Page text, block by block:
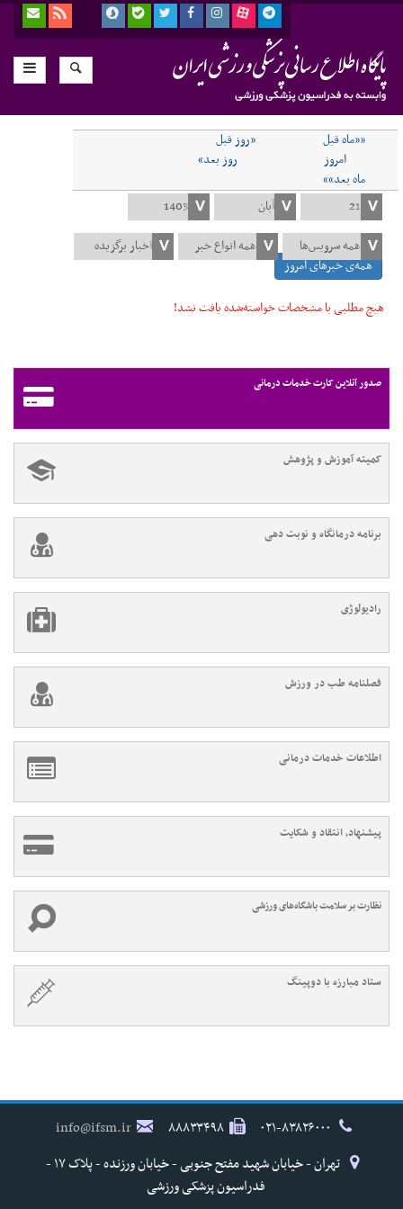
««ماه قبل
«روز قبل
امروز
روز بعد»
ماه بعد»»
همه‌ی خبرهای امروز
هیچ مطلبی با مشخصات خواسته‌شده یافت نشد!
صدور آنلاین کارت خدمات درمانی
کمیته آموزش و پژوهش
برنامه درمانگاه و نوبت دهی
رادیولوژی
فصلنامه طب در ورزش
اطلاعات خدمات درمانی
پیشنهاد، انتقاد و شکایت
نظارت بر سلامت باشگاه‌های ورزشی
ستاد مبارزه با دوپینگ
۸۸۸۳۳۴۹۸
info@ifsm.ir
تهران - خیابان شهید مفتح جنوبی - خیابان ورزنده - پلاک ۱۷ -
فدراسیون پزشکی ورزشی